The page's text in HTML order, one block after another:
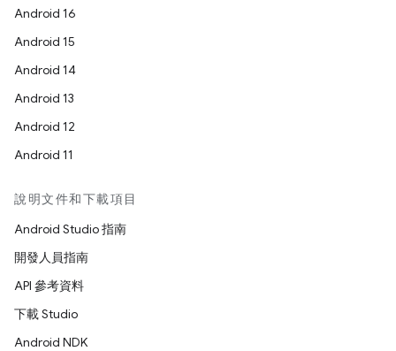
Android 16
Android 15
Android 14
Android 13
Android 12
Android 11
說明文件和下載項目
Android Studio 指南
開發人員指南
API 參考資料
下載 Studio
Android NDK